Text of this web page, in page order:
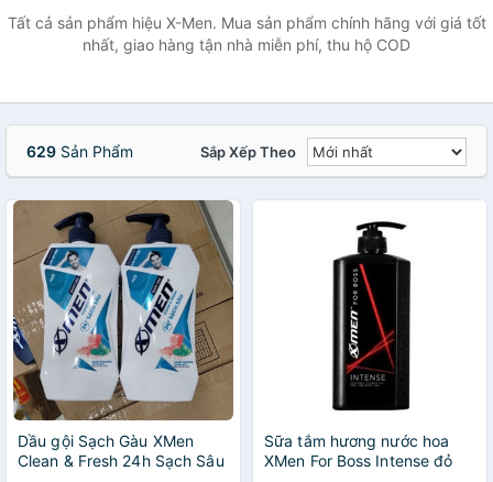
Waterproof
Mascara
Tất cả sản phẩm hiệu X-Men. Mua sản phẩm chính hãng với giá tốt
nhất, giao hàng tận nhà miễn phí, thu hộ COD
629 Sản Phẩm Sắp Xếp Theo
Dầu gội Sạch Gàu XMen
Clean & Fresh 24h Sạch Sâu
Sữa tắm hương nước hoa
XMen For Boss Intense đỏ